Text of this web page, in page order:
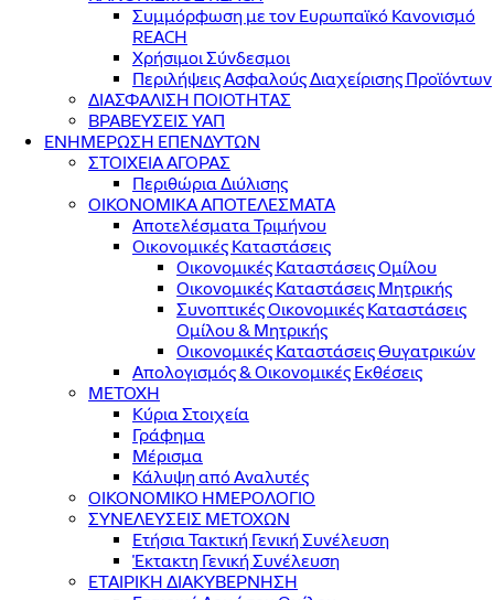
Συμμόρφωση με τον Ευρωπαϊκό Κανονισμό
REACH
Χρήσιμοι Σύνδεσμοι
Περιλήψεις Ασφαλούς Διαχείρισης Προϊόντων
ΔΙΑΣΦΑΛΙΣΗ ΠΟΙΟΤΗΤΑΣ
ΒΡΑΒΕΥΣΕΙΣ ΥΑΠ
ΕΝΗΜΕΡΩΣΗ ΕΠΕΝΔΥΤΩΝ
ΣΤΟΙΧΕΙΑ ΑΓΟΡΑΣ
Περιθώρια Διύλισης
ΟΙΚΟΝΟΜΙΚΑ ΑΠΟΤΕΛΕΣΜΑΤΑ
Αποτελέσματα Τριμήνου
Οικονομικές Καταστάσεις
Οικονομικές Καταστάσεις Ομίλου
Οικονομικές Καταστάσεις Μητρικής
Συνοπτικές Οικονομικές Καταστάσεις
Ομίλου & Μητρικής
Οικονομικές Καταστάσεις Θυγατρικών
Απολογισμός & Οικονομικές Εκθέσεις
ΜΕΤΟΧΗ
Κύρια Στοιχεία
Γράφημα
Μέρισμα
Κάλυψη από Αναλυτές
ΟΙΚΟΝΟΜΙΚΟ ΗΜΕΡΟΛΟΓΙΟ
ΣΥΝΕΛΕΥΣΕΙΣ ΜΕΤΟΧΩΝ
Ετήσια Τακτική Γενική Συνέλευση
Έκτακτη Γενική Συνέλευση
ΕΤΑΙΡΙΚΗ ΔΙΑΚΥΒΕΡΝΗΣΗ